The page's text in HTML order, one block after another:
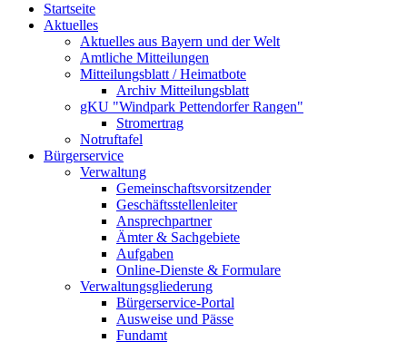
Startseite
Aktuelles
Aktuelles aus Bayern und der Welt
Amtliche Mitteilungen
Mitteilungsblatt / Heimatbote
Archiv Mitteilungsblatt
gKU "Windpark Pettendorfer Rangen"
Stromertrag
Notruftafel
Bürgerservice
Verwaltung
Gemeinschaftsvorsitzender
Geschäftsstellenleiter
Ansprechpartner
Ämter & Sachgebiete
Aufgaben
Online-Dienste & Formulare
Verwaltungsgliederung
Bürgerservice-Portal
Ausweise und Pässe
Fundamt